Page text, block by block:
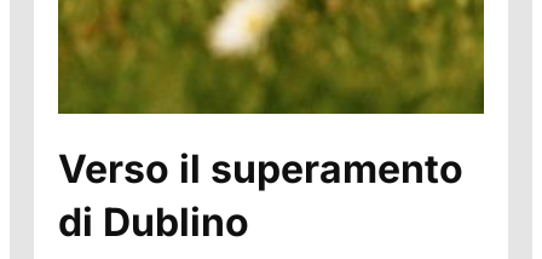
Verso il superamento
di Dublino